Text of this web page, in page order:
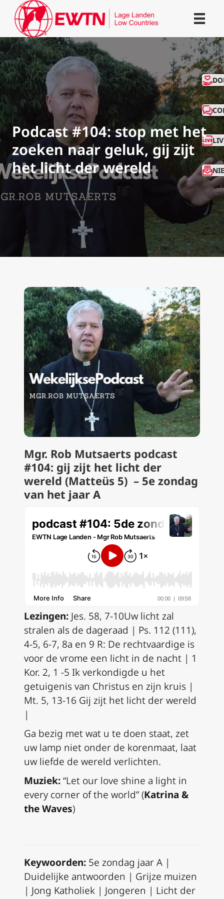
Podcast #104: stop met het
zoeken naar geluk, gij zijt
het licht der wereld
Mgr. Rob Mutsaerts podcast
#104: gij zijt het licht der
wereld (Matteüs 5) – 5e zondag
van het jaar A
Lezingen: Jes. 58, 7-10Uw licht zal
stralen als de dageraad | Ps. 112 (111),
4-5, 6-7, 8a en 9 R: De rechtvaardige is
voor de vrome een licht in de nacht | 1
Kor. 2, 1 -5 Ik verkondigde u het
getuigenis van Christus en zijn kruis |
Mt. 5, 13-16 Gij zijt het licht der wereld
|
Ga bezig met wat u te doen staat, zet
uw lamp niet onder de korenmaat, laat
uw liefde de wereld verlichten.
Muziek:“Let our love shine a light in
every corner of the world” (Katrina &
the Waves)
Keywoorden: 5e zondag jaar A |
Duidelijke antwoorden | Grijze muizen
| Jong Katholiek | Jongeren | Licht der